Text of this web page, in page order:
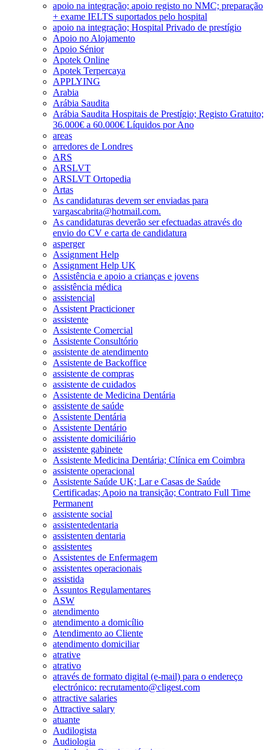
apoio na integração; apoio registo no NMC; preparação
+ exame IELTS suportados pelo hospital
apoio na integração; Hospital Privado de prestígio
Apoio no Alojamento
Apoio Sénior
Apotek Online
Apotek Terpercaya
APPLYING
Arabia
Arábia Saudita
Arábia Saudita Hospitais de Prestígio; Registo Gratuito;
36.000€ a 60.000€ Líquidos por Ano
areas
arredores de Londres
ARS
ARSLVT
ARSLVT Ortopedia
Artas
As candidaturas devem ser enviadas para
vargascabrita@hotmail.com.
As candidaturas deverão ser efectuadas através do
envio do CV e carta de candidatura
asperger
Assignment Help
Assignment Help UK
Assistência e apoio a crianças e jovens
assistência médica
assistencial
Assistent Practicioner
assistente
Assistente Comercial
Assistente Consultório
assistente de atendimento
Assistente de Backoffice
assistente de compras
assistente de cuidados
Assistente de Medicina Dentária
assistente de saúde
Assistente Dentária
Assistente Dentário
assistente domiciliário
assistente gabinete
Assistente Medicina Dentária; Clínica em Coimbra
assistente operacional
Assistente Saúde UK; Lar e Casas de Saúde
Certificadas; Apoio na transição; Contrato Full Time
Permanent
assistente social
assistentedentaria
assistenten dentaria
assistentes
Assistentes de Enfermagem
assistentes operacionais
assistida
Assuntos Regulamentares
ASW
atendimento
atendimento a domicílio
Atendimento ao Cliente
atendimento domiciliar
atrative
atrativo
através de formato digital (e-mail) para o endereço
electrónico: recrutamento@cligest.com
attractive salaries
Attractive salary
atuante
Audilogista
Audiologia